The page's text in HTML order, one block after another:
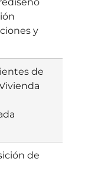
y
de
de